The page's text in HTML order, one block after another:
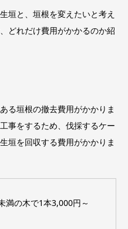
垣と、垣根を変えたいと考え
どれだけ費用がかかるのか紹
る垣根の撤去費用がかかりま
事をするため、伐採するケー
垣を回収する費用がかかりま
満の木で1本3,000円～